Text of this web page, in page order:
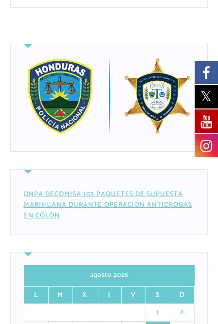
DNPA DECOMISA 103 PAQUETES DE SUPUESTA
MARIHUANA DURANTE OPERACIÓN ANTIDROGAS
EN COLÓN
agosto 2026
L
M X J V S
D
1
2